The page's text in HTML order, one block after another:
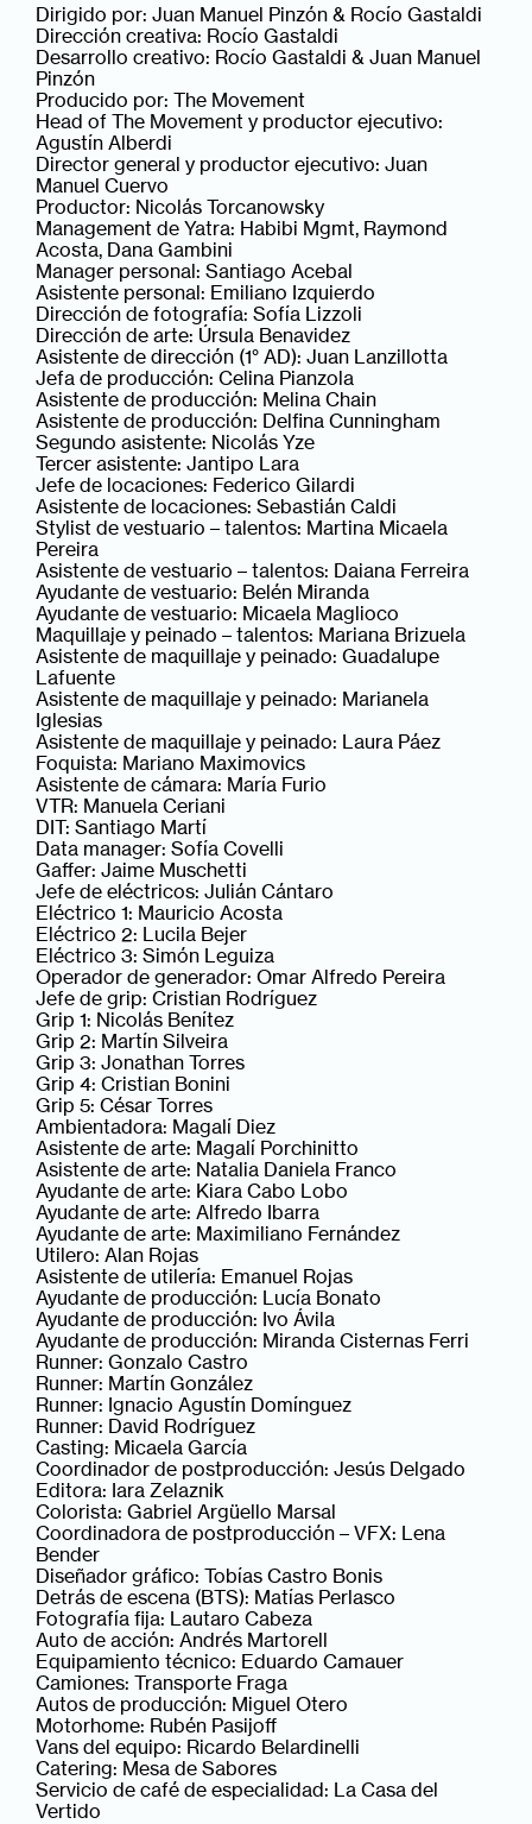
Dirigido por: Juan Manuel Pinzón & Rocío Gastaldi
Dirección creativa: Rocío Gastaldi
Desarrollo creativo: Rocío Gastaldi & Juan Manuel
Pinzón
Producido por: The Movement
Head of The Movement y productor ejecutivo:
Agustín Alberdi
Director general y productor ejecutivo: Juan
Manuel Cuervo
Productor: Nicolás Torcanowsky
Management de Yatra: Habibi Mgmt, Raymond
Acosta, Dana Gambini
Manager personal: Santiago Acebal
Asistente personal: Emiliano Izquierdo
Dirección de fotografía: Sofía Lizzoli
Dirección de arte: Úrsula Benavidez
Asistente de dirección (1° AD): Juan Lanzillotta
Jefa de producción: Celina Pianzola
Asistente de producción: Melina Chain
Asistente de producción: Delfina Cunningham
Segundo asistente: Nicolás Yze
Tercer asistente: Jantipo Lara
Jefe de locaciones: Federico Gilardi
Asistente de locaciones: Sebastián Caldi
Stylist de vestuario – talentos: Martina Micaela
Pereira
Asistente de vestuario – talentos: Daiana Ferreira
Ayudante de vestuario: Belén Miranda
Ayudante de vestuario: Micaela Maglioco
Maquillaje y peinado – talentos: Mariana Brizuela
Asistente de maquillaje y peinado: Guadalupe
Lafuente
Asistente de maquillaje y peinado: Marianela
Iglesias
Asistente de maquillaje y peinado: Laura Páez
Foquista: Mariano Maximovics
Asistente de cámara: María Furio
VTR: Manuela Ceriani
DIT: Santiago Martí
Data manager: Sofía Covelli
Gaffer: Jaime Muschetti
Jefe de eléctricos: Julián Cántaro
Eléctrico 1: Mauricio Acosta
Eléctrico 2: Lucila Bejer
Eléctrico 3: Simón Leguiza
Operador de generador: Omar Alfredo Pereira
Jefe de grip: Cristian Rodríguez
Grip 1: Nicolás Benítez
Grip 2: Martín Silveira
Grip 3: Jonathan Torres
Grip 4: Cristian Bonini
Grip 5: César Torres
Ambientadora: Magalí Diez
Asistente de arte: Magalí Porchinitto
Asistente de arte: Natalia Daniela Franco
Ayudante de arte: Kiara Cabo Lobo
Ayudante de arte: Alfredo Ibarra
Ayudante de arte: Maximiliano Fernández
Utilero: Alan Rojas
Asistente de utilería: Emanuel Rojas
Ayudante de producción: Lucía Bonato
Ayudante de producción: Ivo Ávila
Ayudante de producción: Miranda Cisternas Ferri
Runner: Gonzalo Castro
Runner: Martín González
Runner: Ignacio Agustín Domínguez
Runner: David Rodríguez
Casting: Micaela García
Coordinador de postproducción: Jesús Delgado
Editora: Iara Zelaznik
Colorista: Gabriel Argüello Marsal
Coordinadora de postproducción – VFX: Lena
Bender
Diseñador gráfico: Tobías Castro Bonis
Detrás de escena (BTS): Matías Perlasco
Fotografía fija: Lautaro Cabeza
Auto de acción: Andrés Martorell
Equipamiento técnico: Eduardo Camauer
Camiones: Transporte Fraga
Autos de producción: Miguel Otero
Motorhome: Rubén Pasijoff
Vans del equipo: Ricardo Belardinelli
Catering: Mesa de Sabores
Servicio de café de especialidad: La Casa del
Vertido